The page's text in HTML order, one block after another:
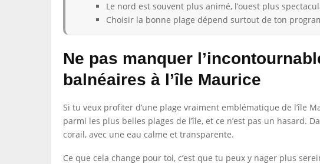
Le nord est souvent plus animé, l’ouest plus
Choisir la bonne plage dépend surtout de ton
Ne pas manquer
balnéaires à l’île Maurice
Si tu veux profiter d’une plage vraiment emblématique de l’île
parmi les plus belles plages de l’île, et ce n’est pas un hasard.
corail, avec une eau calme et transparente.
Ce que cela change pour toi, c’est que tu peux y nager plus